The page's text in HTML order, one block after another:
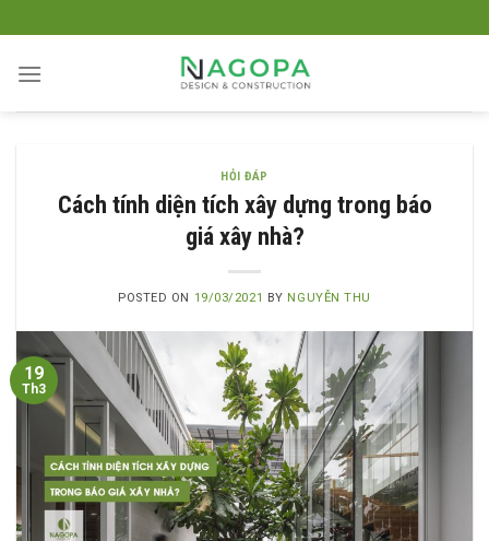
to
content
HỎI ĐÁP
Cách tính diện tích xây dựng trong báo
giá xây nhà?
POSTED ON 19/03/2021 BY NGUYỄN THU
19
Th3